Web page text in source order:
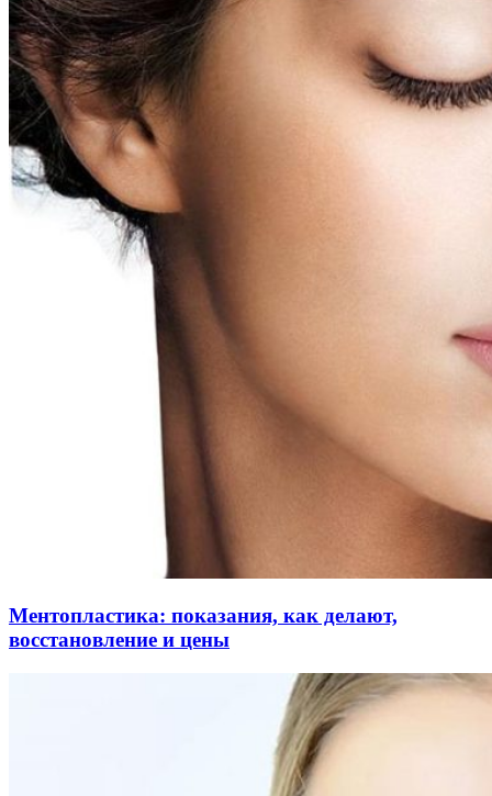
Ментопластика: показания, как делают,
восстановление и цены